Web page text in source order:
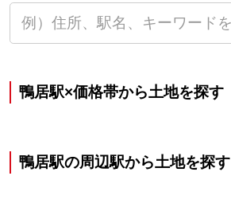
鴨居駅×価格帯から土地を探す
鴨居駅の周辺駅から土地を探す